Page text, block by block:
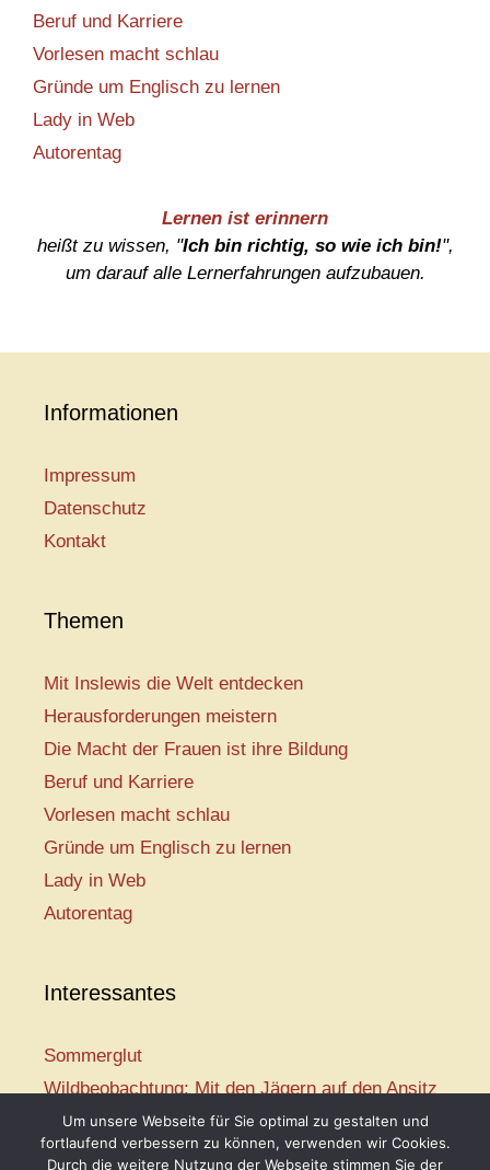
Beruf und Karriere
Vorlesen macht schlau
Gründe um Englisch zu lernen
Lady in Web
Autorentag
Lernen ist erinnern
heißt zu wissen, "Ich bin richtig, so wie ich bin!",
um darauf alle Lernerfahrungen aufzubauen.
Informationen
Impressum
Datenschutz
Kontakt
Themen
Mit Inslewis die Welt entdecken
Herausforderungen meistern
Die Macht der Frauen ist ihre Bildung
Beruf und Karriere
Vorlesen macht schlau
Gründe um Englisch zu lernen
Lady in Web
Autorentag
Interessantes
Sommerglut
Wildbeobachtung: Mit den Jägern auf den Ansitz
Mir ist so heiß
Mission: Rettungsschwimmer
Um unsere Webseite für Sie optimal zu gestalten und
fortlaufend verbessern zu können, verwenden wir Cookies.
Durch die weitere Nutzung der Webseite stimmen Sie der